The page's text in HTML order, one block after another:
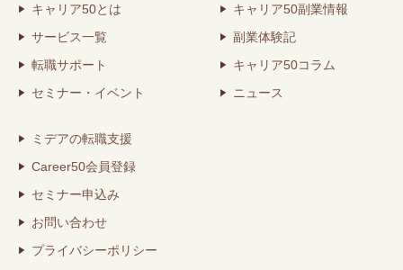
キャリア50とは
サービス一覧
転職サポート
セミナー・イベント
キャリア50副業情報
副業体験記
キャリア50コラム
ニュース
ミデアの転職支援
Career50会員登録
セミナー申込み
お問い合わせ
プライバシーポリシー